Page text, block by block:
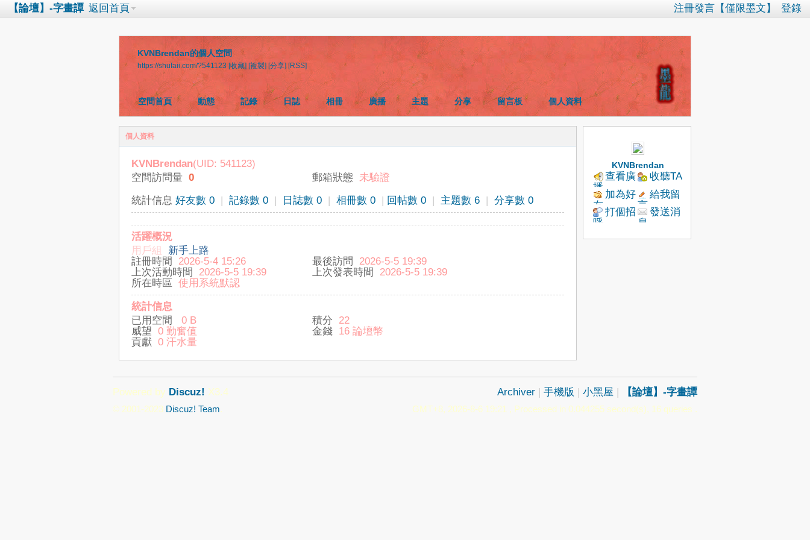
注冊發言【僅限墨文】 登錄
【論壇】-字畫譚 返回首頁
KVNBrendan的個人空間
https://shufaii.com/?541123 [收藏] [複製] [分享] [RSS]
空間首頁 動態 記錄 日誌 相冊 廣播 主題 分享 留言板 個人資料
個人資料
KVNBrendan(UID: 541123)
空間訪問量 0 郵箱狀態 未驗證
統計信息 好友數 0 | 記錄數 0 | 日誌數 0 | 相冊數 0 | 回帖數 0 | 主題數 6 | 分享數 0
活躍概況
用戶組 新手上路
註冊時間
2026-5-4 15:26 最後訪問
2026-5-5 19:39
上次活動時間
2026-5-5 19:39 上次發表時間
2026-5-5 19:39
所在時區 使用系統默認
統計信息
已用空間
0 B 積分
22
威望 0 勤奮值 金錢 16 論壇幣
貢獻 0 汗水量
KVNBrendan
查看廣
播
收聽TA
加為好
友
給我留
言
打個招
呼
發送消
息
Archiver | 手機版 | 小黑屋 | 【論壇】-字畫譚
GMT+8, 2026-8-6 19:21 , Processed in 0.044255 second(s), 16 queries .
Powered by Discuz! X3.4
© 2001-2023 Discuz! Team.